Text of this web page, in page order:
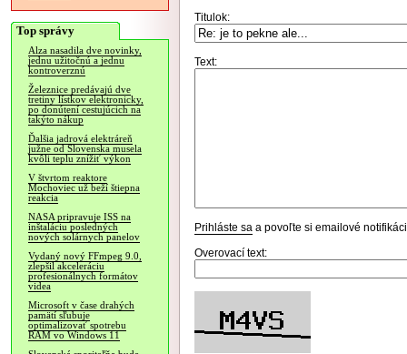
Top správy
Alza nasadila dve novinky,
jednu užitočnú a jednu
kontroverznú
Železnice predávajú dve
tretiny lístkov elektronicky,
po donútení cestujúcich na
takýto nákup
Ďalšia jadrová elektráreň
južne od Slovenska musela
kvôli teplu znížiť výkon
V štvrtom reaktore
Mochoviec už beží štiepna
reakcia
NASA pripravuje ISS na
inštaláciu posledných
nových solárnych panelov
Vydaný nový FFmpeg 9.0,
zlepšil akceleráciu
profesionálnych formátov
videa
Microsoft v čase drahých
pamätí sľubuje
optimalizovať spotrebu
RAM vo Windows 11
Titulok:
Text:
Prihláste sa a povoľte si emailové
Overovací text: